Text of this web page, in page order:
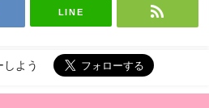
LINE
よう